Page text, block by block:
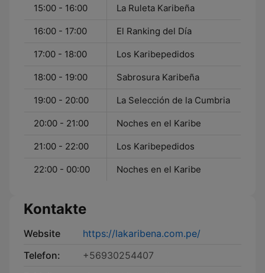
15:00 - 16:00 La Ruleta Karibeña
16:00 - 17:00 El Ranking del Día
17:00 - 18:00 Los Karibepedidos
18:00 - 19:00 Sabrosura Karibeña
19:00 - 20:00 La Selección de la Cumbria
20:00 - 21:00 Noches en el Karibe
21:00 - 22:00 Los Karibepedidos
22:00 - 00:00 Noches en el Karibe
Kontakte
Website
https://lakaribena.com.pe/
Telefon:
+56930254407